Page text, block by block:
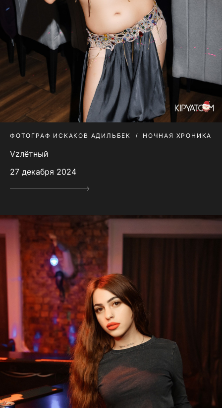
ФОТОГРАФ ИСКАКОВ АДИЛЬБЕК НОЧНАЯ ХРОНИКА
Vzлётный
27 декабря 2024